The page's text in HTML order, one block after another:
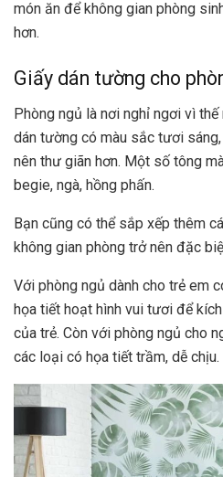
món ăn để không gian phòng
hơn.
Giấy dán tường cho
Phòng ngủ là nơi nghỉ ngơi vì
dán tường có màu sắc tươi
nên thư giãn hơn. Một số tông
begie, ngà, hồng phấn.
Bạn cũng có thể sắp xếp thêm
không gian phòng trở nên đặc
Với phòng ngủ dành cho trẻ em
họa tiết hoạt hình vui tươi để
của trẻ. Còn với phòng ngủ cho
các loại có họa tiết trầm, dễ chịu.